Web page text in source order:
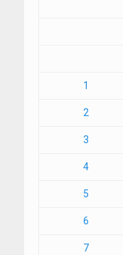
1
2
3
4
5
6
7